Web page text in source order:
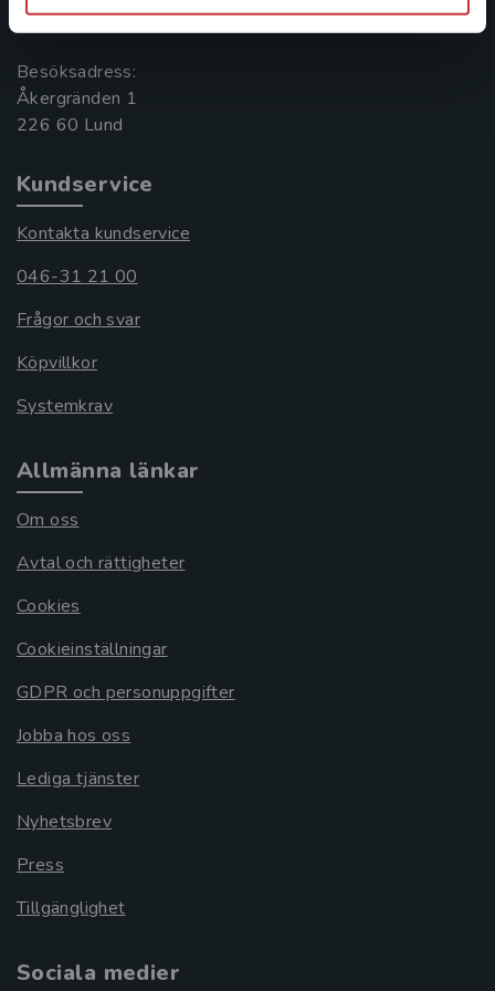
221 00 Lund
Besöksadress:
Åkergränden 1
Kundservice
Kontakta kundservice
046-31 21 00
Frågor och svar
Köpvillkor
Systemkrav
Allmänna länkar
Om oss
Avtal och rättigheter
Cookies
Cookieinställningar
GDPR och personuppgifter
Jobba hos oss
Lediga tjänster
Nyhetsbrev
Press
Tillgänglighet
Sociala medier